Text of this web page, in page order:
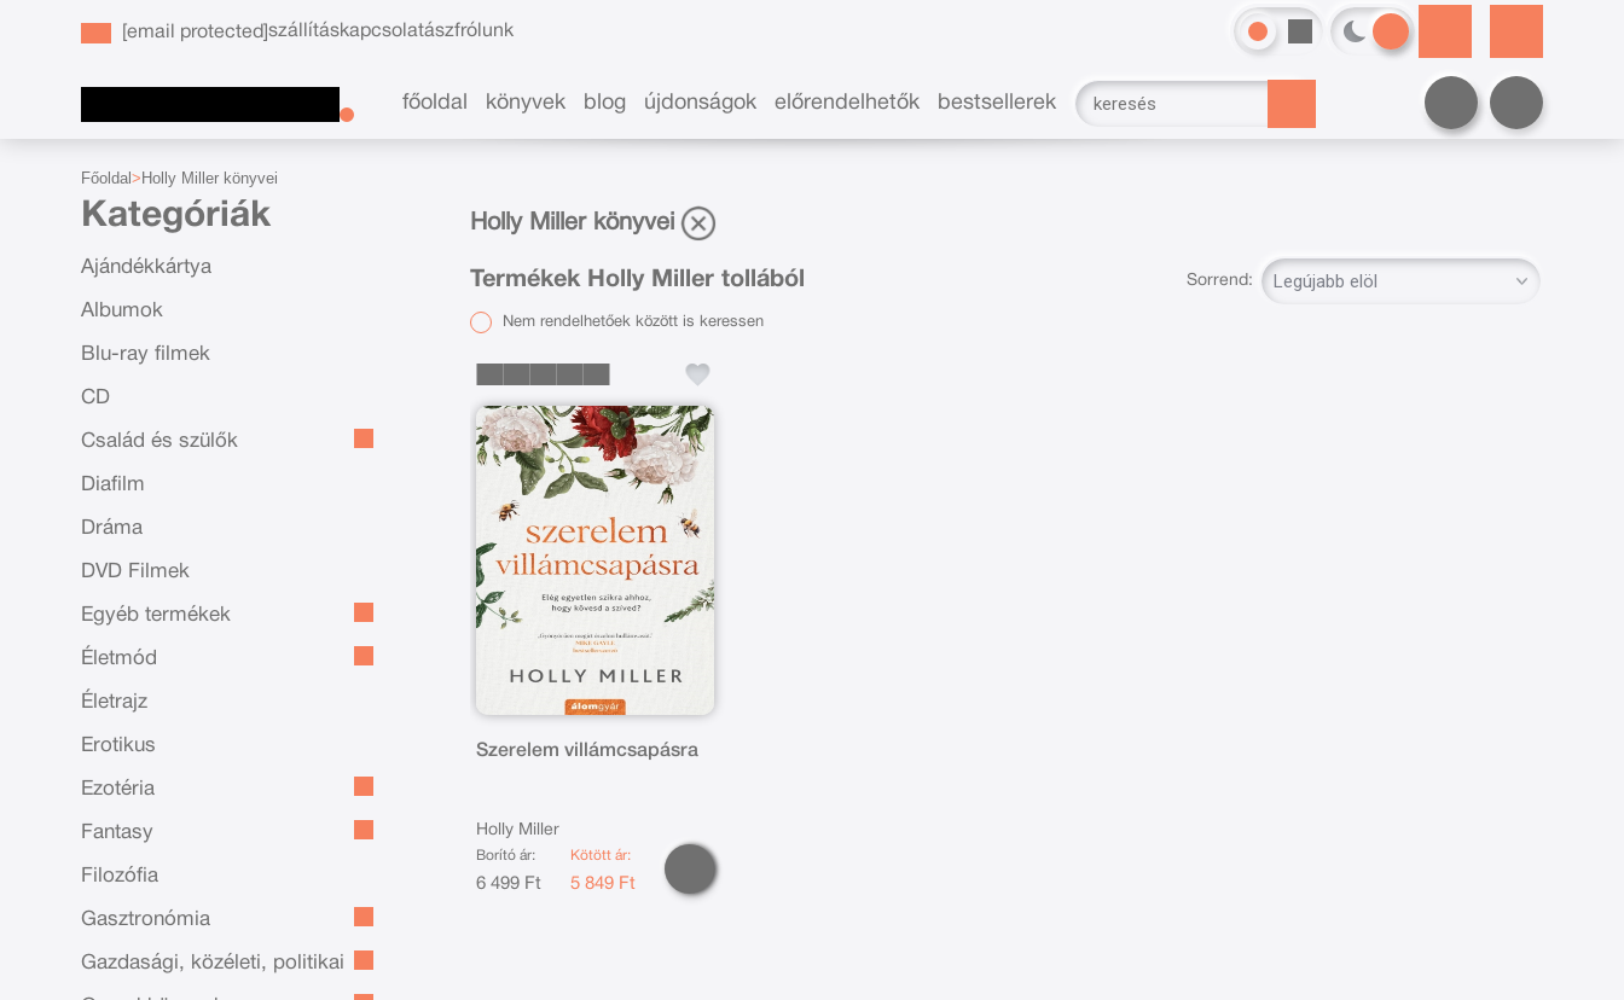
[email protected]szállításkapcsolatászfrólunk
főoldal könyvek blog újdonságok előrendelhetők bestsellerek
Főoldal Holly Miller könyvei
Kategóriák
Ajándékkártya
Albumok
Blu-ray filmek
CD
Család és szülők
Diafilm
Dráma
DVD Filmek
Egyéb termékek
Életmód
Életrajz
Erotikus
Ezotéria
Fantasy
Filozófia
Gasztronómia
Gazdasági, közéleti, politikai
Holly Miller könyvei
Termékek Holly Miller tollából Sorrend:
Nem rendelhetőek között is keressen
Szerelem villámcsapásra
Holly Miller
Borító ár:
6 499 Ft
Kötött ár:
5 849 Ft